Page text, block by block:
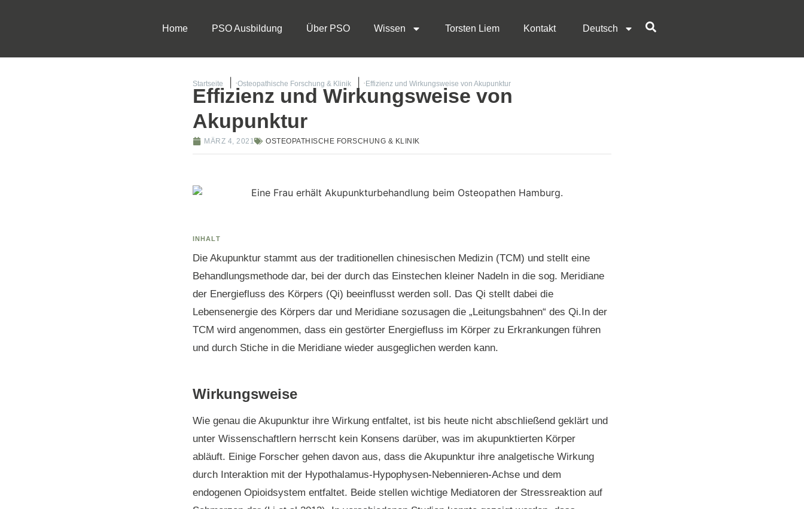
Home PSO Ausbildung Über PSO Wissen Torsten Liem Kontakt Deutsch
Startseite Osteopathische Forschung & Klinik Effizienz und Wirkungsweise von Akupunktur
Effizienz und Wirkungsweise von
Akupunktur
MÄRZ 4, 2021 OSTEOPATHISCHE FORSCHUNG & KLINIK
INHALT
Die Akupunktur stammt aus der traditionellen chinesischen Medizin (TCM) und stellt eine
Behandlungsmethode dar, bei der durch das Einstechen kleiner Nadeln in die sog. Meridiane
der Energiefluss des Körpers (Qi) beeinflusst werden soll. Das Qi stellt dabei die
Lebensenergie des Körpers dar und Meridiane sozusagen die „Leitungsbahnen“ des Qi.In der
TCM wird angenommen, dass ein gestörter Energiefluss im Körper zu Erkrankungen führen
und durch Stiche in die Meridiane wieder ausgeglichen werden kann.
Wirkungsweise
Wie genau die Akupunktur ihre Wirkung entfaltet, ist bis heute nicht abschließend geklärt und
unter Wissenschaftlern herrscht kein Konsens darüber, was im akupunktierten Körper
abläuft. Einige Forscher gehen davon aus, dass die Akupunktur ihre analgetische Wirkung
durch Interaktion mit der Hypothalamus-Hypophysen-Nebennieren-Achse und dem
endogenen Opioidsystem entfaltet. Beide stellen wichtige Mediatoren der Stressreaktion auf